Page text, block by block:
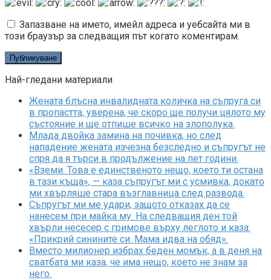
Запазване на името, имейл адреса и уебсайта ми в
този браузър за следващия път когато коментирам.
Най-гледани материали
Жената блъсна инвалидната количка на съпруга си
в пропастта, уверена, че скоро ще получи цялото му
състояние и ще отпише всичко на злополука.
Млада двойка замина на почивка, но след
нападение жената изчезна безследно и съпругът не
спря да я търси в продължение на пет години.
«Вземи. Това е единственото нещо, което ти остана
в тази къща», — каза съпругът ми с усмивка, докато
ми хвърляше стара възглавница след развода.
Съпругът ми ме удари, защото отказах да се
нанесем при майка му. На следващия ден той
хвърли несесер с гримове върху леглото и каза:
«Прикрий синините си. Мама идва на обяд».
Вместо милионер избрах беден момък, а в деня на
сватбата ми каза, че има нещо, което не знам за
него.